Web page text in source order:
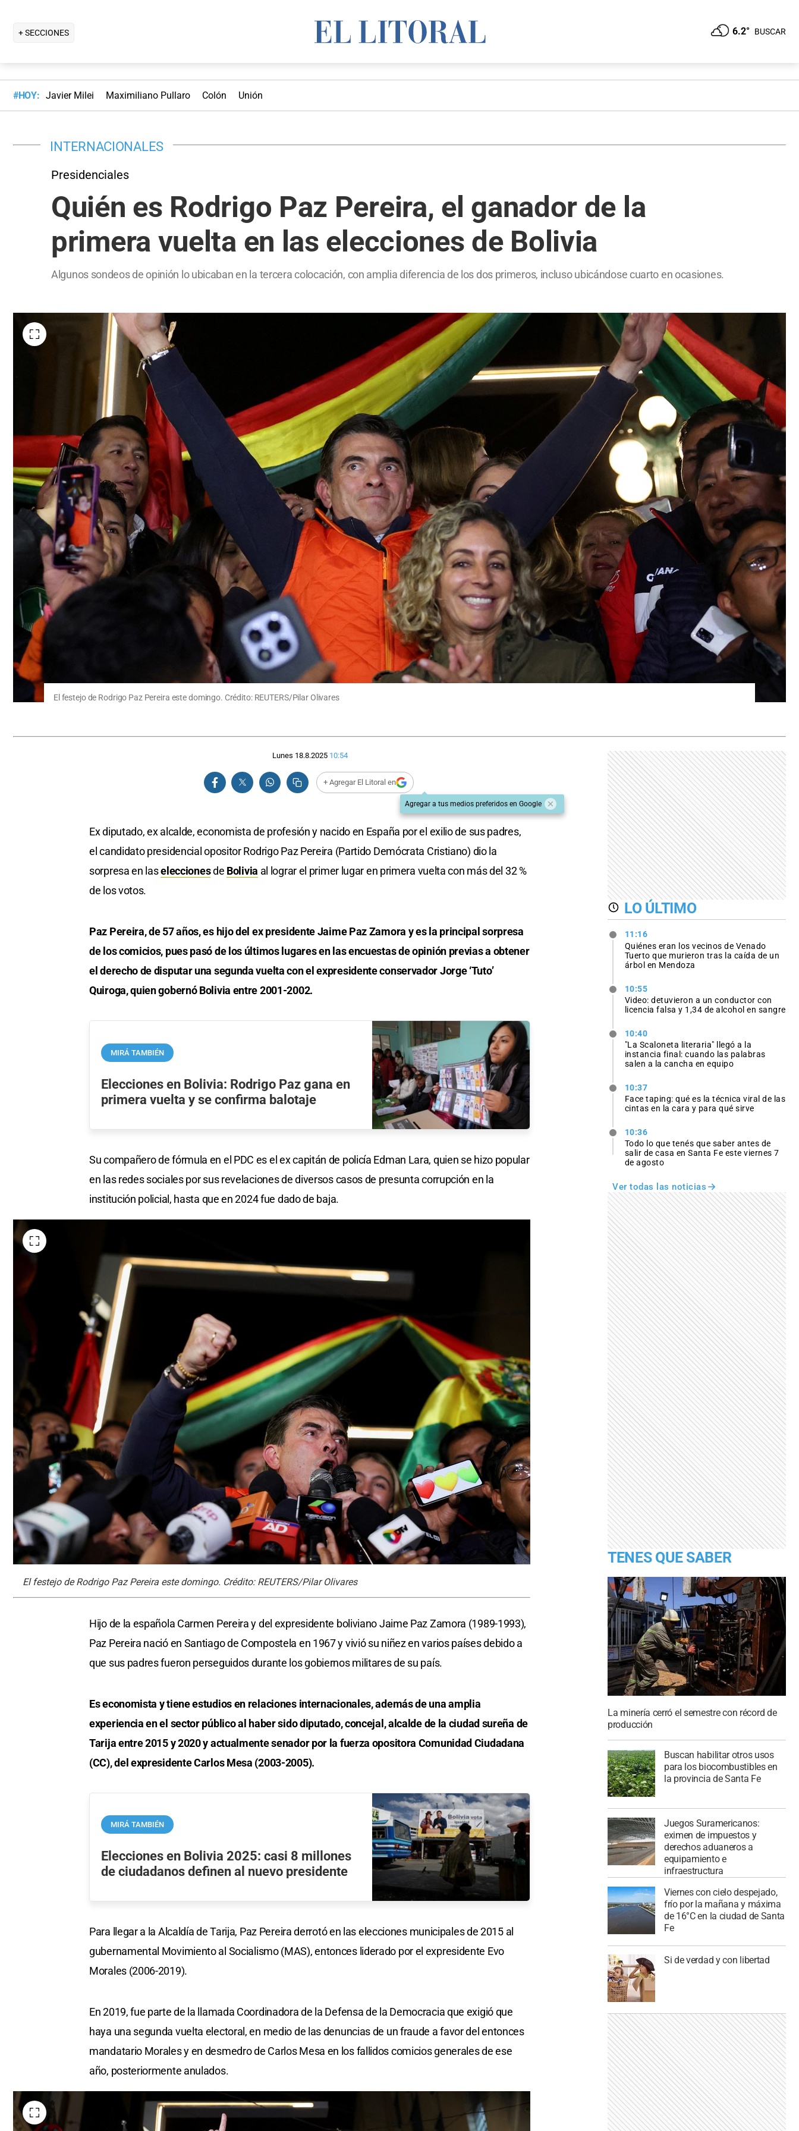
+ SECCIONES 6.2° BUSCAR
#HOY: Javier Milei Maximiliano Pullaro Colón Unión
INTERNACIONALES
Presidenciales
Quién es Rodrigo Paz Pereira, el ganador de la
primera vuelta en las elecciones de Bolivia
Algunos sondeos de opinión lo ubicaban en la tercera colocación, con amplia diferencia de los dos primeros, incluso ubicándose cuarto en ocasiones.
El festejo de Rodrigo Paz Pereira este domingo. Crédito: REUTERS/Pilar Olivares
Lunes 18.8.2025 10:54
+ Agregar El Litoral en
Agregar a tus medios preferidos en Google
Ex diputado, ex alcalde, economista de profesión y nacido en España por el exilio de sus padres,
el candidato presidencial opositor Rodrigo Paz Pereira (Partido Demócrata Cristiano) dio la
sorpresa en laseleccionesde Bolivia al lograr el primer lugar en primera vuelta con más del 32 %
de los votos.
Paz Pereira, de 57 años, es hijo del ex presidente Jaime Paz Zamora y es la principal sorpresa
de los comicios, pues pasó de los últimos lugares en las encuestas de opinión previas a obtener
el derecho de disputar una segunda vuelta con el expresidente conservador Jorge ‘Tuto’
Quiroga, quien gobernó Bolivia entre 2001-2002.
MIRÁ TAMBIÉN
Elecciones en Bolivia: Rodrigo Paz gana en
primera vuelta y se confirma balotaje
Su compañero de fórmula en el PDC es el ex capitán de policía Edman Lara, quien se hizo popular
en las redes sociales por sus revelaciones de diversos casos de presunta corrupción en la
institución policial, hasta que en 2024 fue dado de baja.
El festejo de Rodrigo Paz Pereira este domingo. Crédito: REUTERS/Pilar Olivares
Hijo de la española Carmen Pereira y del expresidente boliviano Jaime Paz Zamora (1989-1993),
Paz Pereira nació en Santiago de Compostela en 1967 y vivió su niñez en varios países debido a
que sus padres fueron perseguidos durante los gobiernos militares de su país.
Es economista y tiene estudios en relaciones internacionales, además de una amplia
experiencia en el sector público al haber sido diputado, concejal, alcalde de la ciudad sureña de
Tarija entre 2015 y 2020 y actualmente senador por la fuerza opositora Comunidad Ciudadana
(CC), del expresidente Carlos Mesa (2003-2005).
MIRÁ TAMBIÉN
Elecciones en Bolivia 2025: casi 8 millones
de ciudadanos definen al nuevo presidente
Para llegar a la Alcaldía de Tarija, Paz Pereira derrotó en las elecciones municipales de 2015 al
gubernamental Movimiento al Socialismo (MAS), entonces liderado por el expresidente Evo
Morales (2006-2019).
En 2019, fue parte de la llamada Coordinadora de la Defensa de la Democracia que exigió que
haya una segunda vuelta electoral, en medio de las denuncias de un fraude a favor del entonces
mandatario Morales y en desmedro de Carlos Mesa en los fallidos comicios generales de ese
año, posteriormente anulados.
LO ÚLTIMO
11:16
Quiénes eran los vecinos de Venado
Tuerto que murieron tras la caída de un
árbol en Mendoza
10:55
Video: detuvieron a un conductor con
licencia falsa y 1,34 de alcohol en sangre
10:40
"La Scaloneta literaria" llegó a la
instancia final: cuando las palabras
salen a la cancha en equipo
10:37
Face taping: qué es la técnica viral de las
cintas en la cara y para qué sirve
10:36
Todo lo que tenés que saber antes de
salir de casa en Santa Fe este viernes 7
de agosto
Ver todas las noticias
TENES QUE SABER
La minería cerró el semestre con récord de
producción
Buscan habilitar otros usos
para los biocombustibles en
la provincia de Santa Fe
Juegos Suramericanos:
eximen de impuestos y
derechos aduaneros a
equipamiento e
infraestructura
Viernes con cielo despejado,
frío por la mañana y máxima
de 16°C en la ciudad de Santa
Fe
Si de verdad y con libertad